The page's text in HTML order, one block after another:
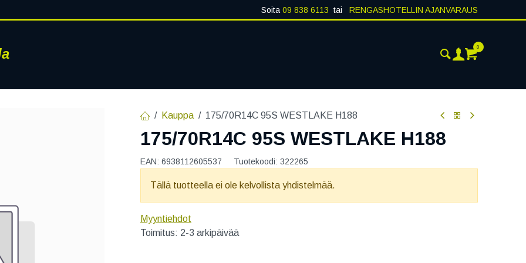
Soita 09 838 6113 tai RENGASHOTELLIN AJANVARAUS
RENKAAT
0
Kauppa 175/70R14C 95S WESTLAKE H188
175/70R14C 95S WESTLAKE H188
EAN: 6938112605537 Tuotekoodi: 322265
Tällä tuotteella ei ole kelvollista yhdistelmää.
Myyntiehdot
Toimitus: 2-3 arkipäivää